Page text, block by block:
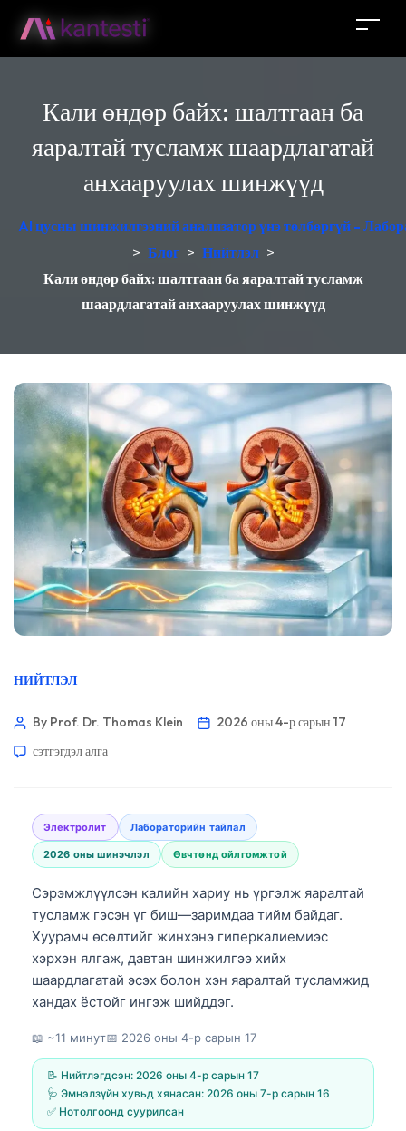
Кали өндөр байх: шалтгаан ба
яаралтай тусламж шаардлагатай
анхааруулах шинжүүд
AI цусны шинжилгээний анализатор үнэ төлбөргүй -
> Блог > Нийтлэл >
Кали өндөр байх: шалтгаан ба яаралтай тусламж
шаардлагатай анхааруулах шинжүүд
НИЙТЛЭЛ
By Prof. Dr. Thomas Klein
2026 оны 4-р сарын 17
сэтгэгдэл алга
Электролит Лабораторийн тайлал
2026 оны шинэчлэл Өвчтөнд ойлгомжтой
Сэрэмжлүүлсэн калийн хариу нь үргэлж яаралтай
тусламж гэсэн үг биш—заримдаа тийм байдаг.
Хуурамч өсөлтийг жинхэнэ гиперкалиемиэс
хэрхэн ялгаж, давтан шинжилгээ хийх
шаардлагатай эсэх болон хэн яаралтай тусламжид
хандах ёстойг ингэж шийддэг.
📖 ~11 минут📅 2026 оны 4-р сарын 17
📝 Нийтлэгдсэн: 2026 оны 4-р сарын 17
🩺 Эмнэлзүйн хувьд хянасан: 2026 оны 7-р сарын 16
✅ Нотолгоонд суурилсан